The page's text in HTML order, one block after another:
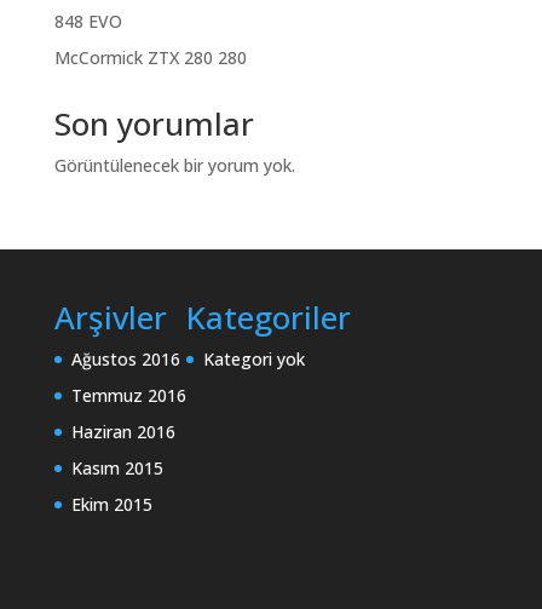
848 EVO
McCormick ZTX 280 280
Son yorumlar
Görüntülenecek bir yorum yok.
Arşivler
Ağustos 2016
Temmuz 2016
Haziran 2016
Kasım 2015
Ekim 2015
Kategoriler
Kategori yok